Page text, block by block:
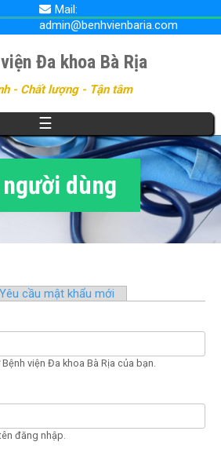
Mail:
admin@benhvienbaria.com
Đa khoa Bà Rịa
- Chất lượng - Tận tâm
☰
dùng
Yêu cầu mật khẩu mới
viện Đa khoa Bà Rịa của bạn.
đăng nhập.